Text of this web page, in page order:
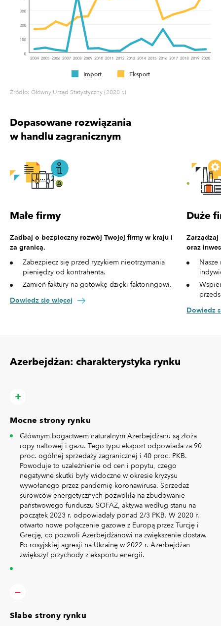
Import Eksport
Źródło: Główny Urząd Statystyczny (2020 r.)
Dopasowane rozwiązania
w handlu zagranicznym
Małe firmy
Zadbaj o bezpieczny rozwój Twojej firmy w kraju i
za granicą.
Zabezpiecz się przed ryzykiem nieotrzymania
pieniędzy od kontrahenta.
Zamień faktury na gotówkę dzięki faktoringowi.
Dowiedz się więcej
Duże
oraz
Dowiedz
Azerbejdżan: charakterystyka rynku
Mocne strony rynku
Głównym bogactwem naturalnym Azerbejdżanu są złoża
ropy naftowej i gazu. Tego typu eksport odpowiada za 90
proc. ogólnej sprzedaży zagranicznej i 40 proc. PKB.
Powoduje to uzależnienie od cen i popytu, czego
negatywne skutki były widoczne w okresie kryzysu
wywołanego przez pandemię koronawirusa. Sprzedaż
surowców energetycznych pozwoliła na zbudowanie
państwowego funduszu SOFAZ, aktywa według stanu na
początek 2023 r. odpowiadały ponad 2/3 PKB. W 2020 r.
otwarto nowe połączenie gazowe z Europą przez Turcję i
Grecję, co pozwoli Azerbejdżanowi na zwiększenie dostaw.
Po rosyjskiej agresji na Ukrainę w 2022 r. Azerbejdżan
zwiększył przychody z eksportu energii.
Słabe strony rynku